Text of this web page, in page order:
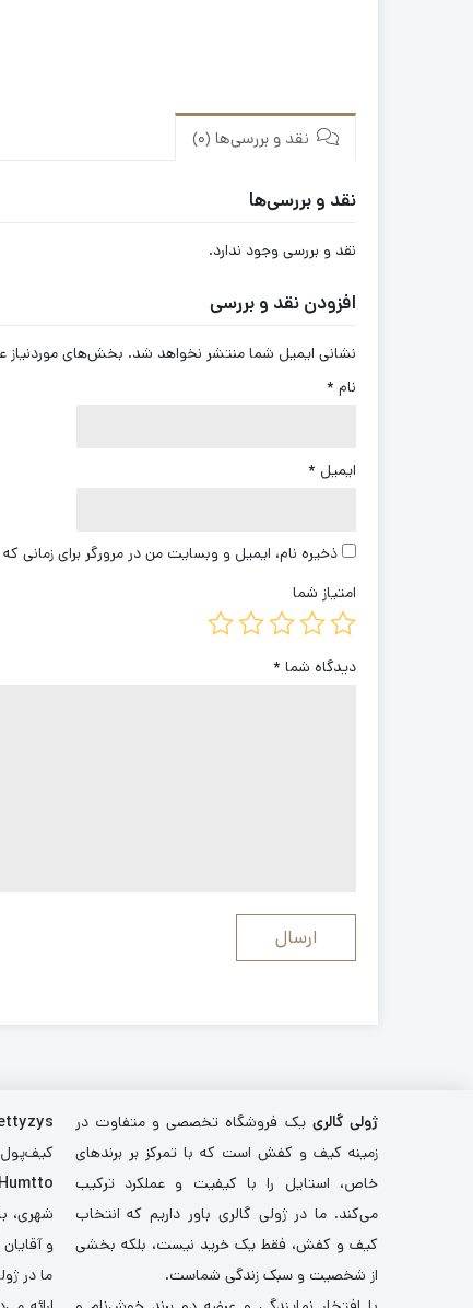
نقد و بررسی‌ها (0)
نقد و بررسی‌ها
نقد و بررسی وجود ندارد.
افزودن نقد و بررسی
نشانی ایمیل شما منتشر نخواهد شد. بخش‌های موردنیاز
نام *
ایمیل *
ذخیره نام، ایمیل و وبسایت من در مرورگر برای زمانی
امتیاز شما
دیدگاه شما *
ژولی گالری یک فروشگاه تخصصی و متفاوت در
زمینه کیف و کفش است که با تمرکز بر برندهای
خاص، استایل را با کیفیت و عملکرد ترکیب
می‌کند. ما در ژولی گالری باور داریم که انتخاب
کیف و کفش، فقط یک خرید نیست، بلکه بخشی
از شخصیت و سبک زندگی شماست.
کیف‌پول،
Humtto
شهری،
و
ما در